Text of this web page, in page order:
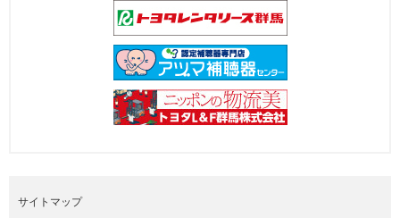
サイトマップ